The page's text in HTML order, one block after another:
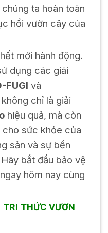
ta hoàn toàn
hồi vườn cây của
mới hành động.
dụng các giải
FUGI
chỉ là giải
hiệu quả, mà còn
cho sức khỏe của
sản và sự bền
bắt đầu bảo vệ
hôm nay cùng
TRI THỨC VƯƠN